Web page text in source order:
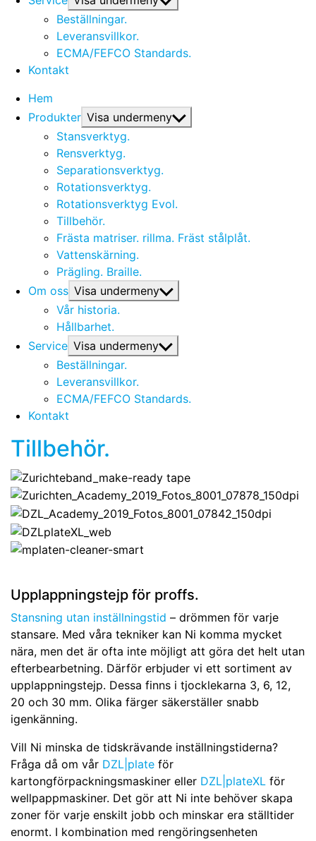
Beställningar.
Leveransvillkor.
ECMA/FEFCO Standards.
Kontakt
Hem
Produkter Visa undermeny
Stansverktyg.
Rensverktyg.
Separationsverktyg.
Rotationsverktyg.
Rotationsverktyg Evol.
Tillbehör.
Frästa matriser. rillma. Fräst stålplåt.
Vattenskärning.
Prägling. Braille.
Om oss Visa undermeny
Vår historia.
Hållbarhet.
Service Visa undermeny
Beställningar.
Leveransvillkor.
ECMA/FEFCO Standards.
Kontakt
Tillbehör.
Upplappningstejp för proffs.
Stansning utan inställningstid – drömmen för varje
stansare. Med våra tekniker kan Ni komma mycket
nära, men det är ofta inte möjligt att göra det helt utan
efterbearbetning. Därför erbjuder vi ett sortiment av
upplappningstejp. Dessa finns i tjocklekarna 3, 6, 12,
20 och 30 mm. Olika färger säkerställer snabb
igenkänning.
Vill Ni minska de tidskrävande inställningstiderna?
Fråga då om vår DZL|plate för
kartongförpackningsmaskiner eller DZL|plateXL för
wellpappmaskiner. Det gör att Ni inte behöver skapa
zoner för varje enskilt jobb och minskar era ställtider
enormt. I kombination med rengöringsenheten